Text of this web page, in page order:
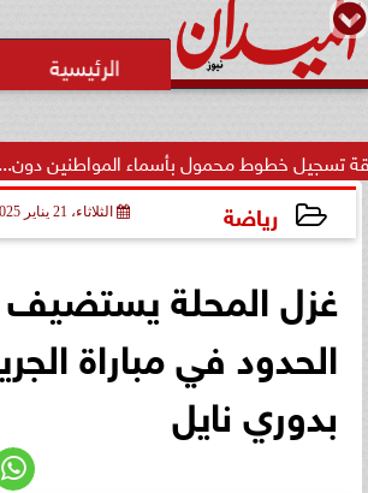
محمول بأسماء المواطنين دون...
رياضة الثلاثاء، 21 يناير 2025
غزل المحلة
الحدود في مباراة
بدوري نايل